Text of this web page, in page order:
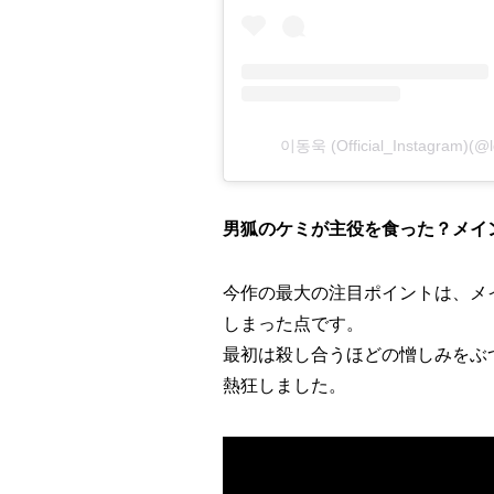
이동욱
男狐のケミが主役を食った？メ
今作の最大の注目ポイントは、
しまった点です。
最初は殺し合うほどの憎しみを
熱狂しました。